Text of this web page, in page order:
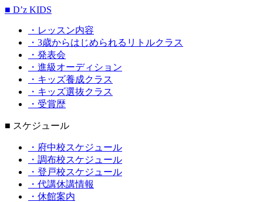
■ D’z KIDS
・レッスン内容
・3歳からはじめられるリトルクラス
・発表会
・進級オーディション
・キッズ養成クラス
・キッズ選抜クラス
・受賞歴
■ スケジュール
・府中校スケジュール
・調布校スケジュール
・登戸校スケジュール
・代講休講情報
・休館案内